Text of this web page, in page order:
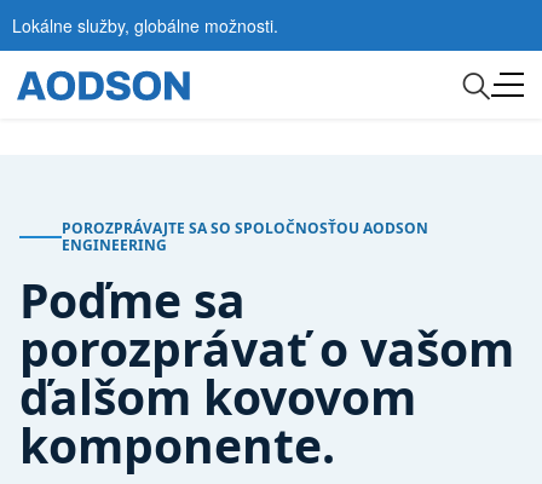
Lokálne služby, globálne možnosti.
POROZPRÁVAJTE SA SO SPOLOČNOSŤOU AODSON
ENGINEERING
Poďme sa
porozprávať o vašom
ďalšom kovovom
komponente.